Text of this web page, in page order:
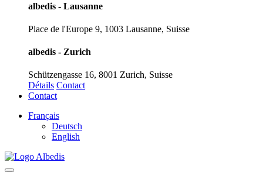
albedis - Lausanne
Place de l'Europe 9, 1003 Lausanne, Suisse
albedis - Zurich
Schützengasse 16, 8001 Zurich, Suisse
Détails Contact
Contact
Français
Deutsch
English